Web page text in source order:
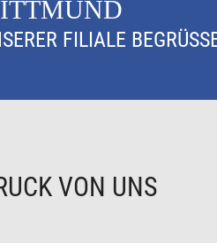
FILIALE
VON UNS